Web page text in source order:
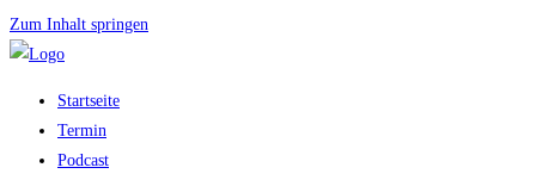
Zum Inhalt springen
Startseite
Termin
Podcast